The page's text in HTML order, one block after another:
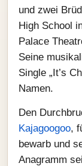
und zwei
High School
Palace
Seine
Single „It’s
Namen.
Den
Kajagoogoo,
bewarb und
Anagramm